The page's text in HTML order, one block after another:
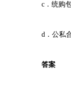
c．统购
d．公私
答案